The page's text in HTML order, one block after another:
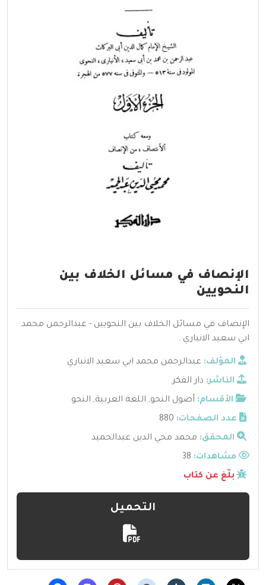
الإنصاف في مسائل الخلاف بين
النحويين
الإنصاف في مسائل الخلاف بين النحويين - عبدالرحمن محمد
ابي سعيد الانباري .
المؤلف: عبدالرحمن محمد ابي سعيد الانباري
الناشر: دار الفكر
الأقسام: أصول النحو, اللغة العربية, النحو
عدد الصفحات: 880
المحقق: محمد محي الدين عبدالحميد
مشاهدات:
بلّغ عن كتاب
التحميل